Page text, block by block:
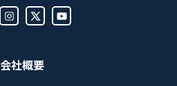
会社概要